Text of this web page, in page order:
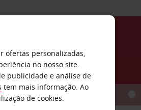
CARRO
ofertas personalizadas,
no nosso site.
publicidade e análise de
tem mais informação. Ao
de cookies.